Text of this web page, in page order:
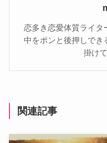
恋多き恋愛体質ライタ
中をポンと後押しで
掛け
関連記事